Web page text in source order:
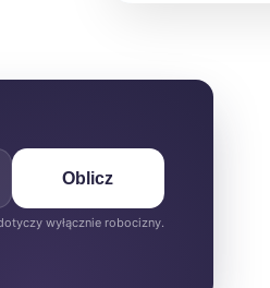
Oblicz
wyłącznie robocizny.